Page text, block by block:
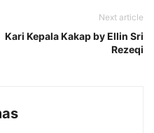
Next article
Kari Kepala Kakap by Ellin Sri
Rezeqi